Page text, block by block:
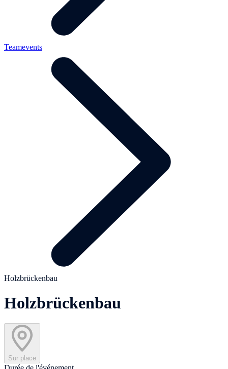
Teamevents
Holzbrückenbau
Holzbrückenbau
Sur place